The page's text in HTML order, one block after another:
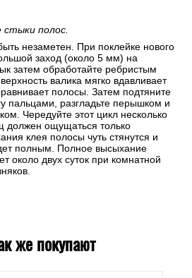
полос.
незаметен. При поклейке нового
заход (около 5 мм) на
затем обработайте ребристым
валика мягко вдавливает
полосы. Затем подтяните
пальцами, разгладьте перышком и
Чередуйте этот цикл несколько
должен ощущаться только
клея полосы чуть стянутся и
полным. Полное высыхание
около двух суток при комнатной
же покупают